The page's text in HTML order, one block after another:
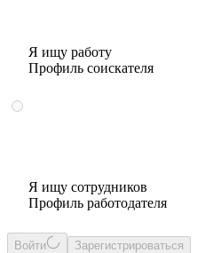
Я ищу работу
Профиль соискателя
Я ищу сотрудников
Профиль работодателя
Войти Зарегистрироваться